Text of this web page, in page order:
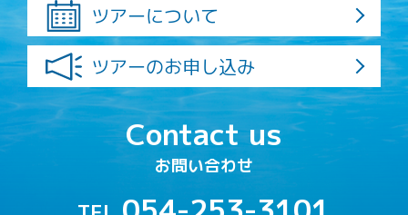
ツアーについて
ツアーのお申し込み
Contact us
お問い合わせ